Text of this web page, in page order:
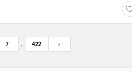
7 ... 422